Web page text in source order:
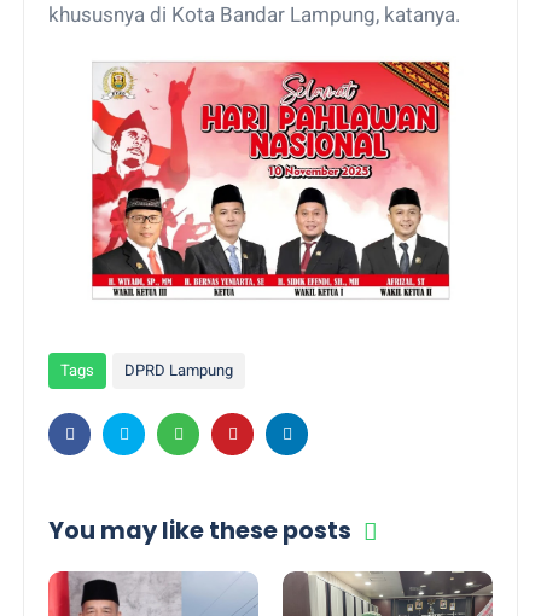
khususnya di Kota Bandar Lampung, katanya.
Tags DPRD Lampung
You may like these posts